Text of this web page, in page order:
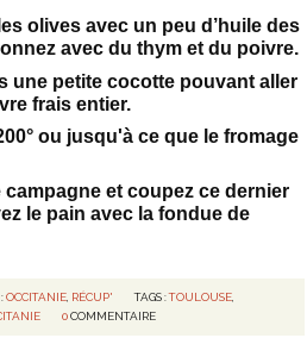
olives avec un peu d’huile des
avec du thym et du poivre.
une petite cocotte pouvant aller
frais entier.
ou jusqu'à ce que le fromage
campagne et coupez ce dernier
le pain avec la fondue de
OCCITANIE, RÉCUP' TAGS :TOULOUSE,
0 COMMENTAIRE